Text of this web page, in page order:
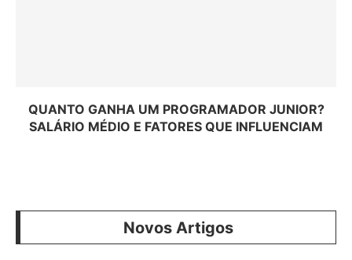
QUANTO GANHA UM PROGRAMADOR JUNIOR?
SALÁRIO MÉDIO E FATORES QUE INFLUENCIAM
Novos Artigos